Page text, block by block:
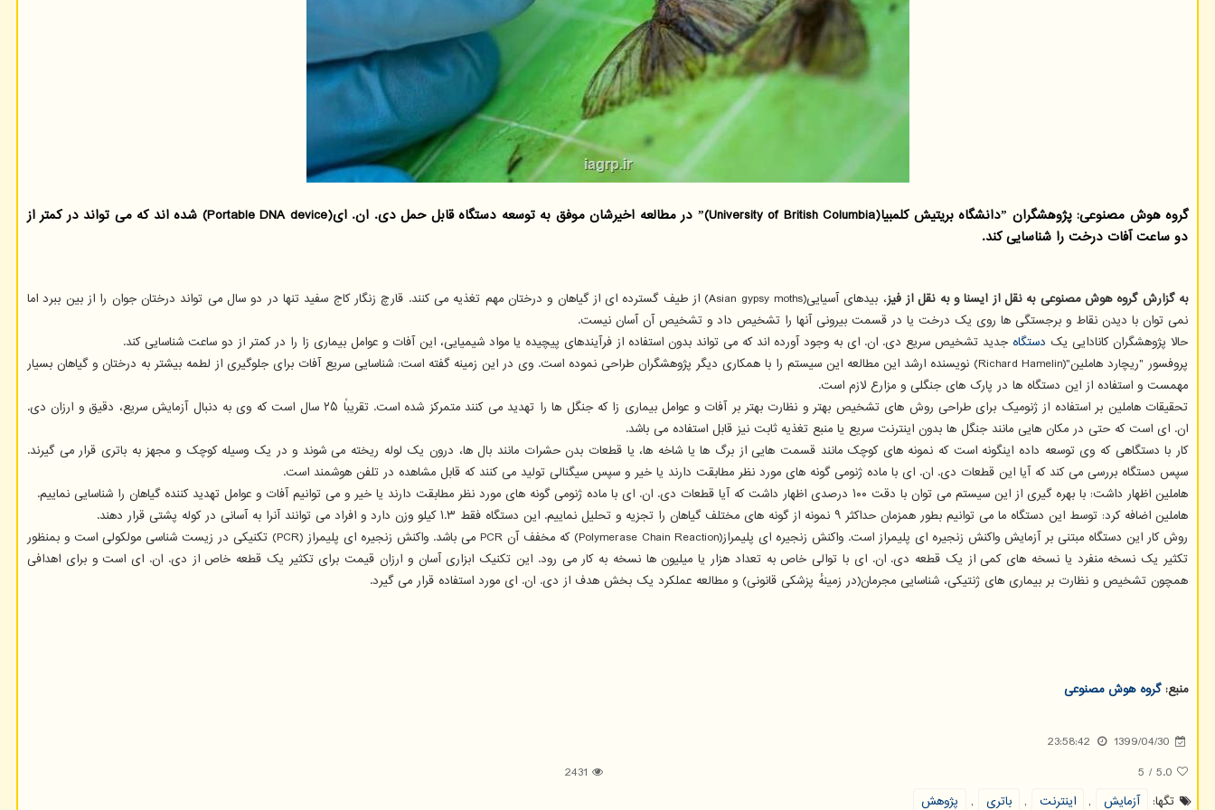
گروه هوش مصنوعی: پژوهشگران ˮدانشگاه بریتیش كلمبیاˮ(University of British Columbia) در مطالعه اخیرشان موفق به توسعه دستگاه قابل حمل دی. ان. ای(Portable DNA device) شده اند كه می تواند در كمتر از
دو ساعت آفات درخت را شناسایی كند.
به گزارش گروه هوش مصنوعی به نقل از ایسنا و به نقل از فیز
، بیدهای آسیایی(Asian gypsy moths) از طیف گسترده ای از گیاهان و درختان مهم تغذیه می کنند. قارچ زنگار کاج سفید تنها در دو سال می تواند درختان جوان را از بین ببرد اما
نمی توان با دیدن نقاط و برجستگی ها روی یک درخت یا در قسمت بیرونی آنها را تشخیص داد و تشخیص آن آسان نیست.
حالا پژوهشگران کانادایی یک دستگاه جدید تشخیص سریع دی. ان. ای به وجود آورده اند که می تواند بدون استفاده از فرآیندهای پیچیده یا مواد شیمیایی، این آفات و عوامل بیماری زا را در کمتر از دو ساعت شناسایی کند.
پروفسور "ریچارد هاملین"(Richard Hamelin) نویسنده ارشد این مطالعه این سیستم را با همکاری دیگر پژوهشگران طراحی نموده است. وی در این زمینه گفته است: شناسایی سریع آفات برای جلوگیری از لطمه بیشتر به درختان و گیاهان بسیار
مهمست و استفاده از این دستگاه ها در پارک های جنگلی و مزارع لازم است.
تحقیقات هاملین بر استفاده از ژنومیک برای طراحی روش های تشخیص بهتر و نظارت بهتر بر آفات و عوامل بیماری زا که جنگل ها را تهدید می کنند متمرکز شده است. تقریباً ۲۵ سال است که وی به دنبال آزمایش سریع، دقیق و ارزان دی.
ان. ای است که حتی در مکان هایی مانند جنگل ها بدون اینترنت سریع یا منبع تغذیه ثابت نیز قابل استفاده می باشد.
کار با دستگاهی که وی توسعه داده اینگونه است که نمونه های کوچک مانند قسمت هایی از برگ ها یا شاخه ها، یا قطعات بدن حشرات مانند بال ها، درون یک لوله ریخته می شوند و در یک وسیله کوچک و مجهز به باتری قرار می گیرند.
سپس دستگاه بررسی می کند که آیا این قطعات دی. ان. ای با ماده ژنومی گونه های مورد نظر مطابقت دارند یا خیر و سپس سیگنالی تولید می کنند که قابل مشاهده در تلفن هوشمند است.
هاملین اظهار داشت: با بهره گیری از این سیستم می توان با دقت ۱۰۰ درصدی اظهار داشت که آیا قطعات دی. ان. ای با ماده ژنومی گونه های مورد نظر مطابقت دارند یا خیر و می توانیم آفات و عوامل تهدید کننده گیاهان را شناسایی نماییم.
هاملین اضافه کرد: توسط این دستگاه ما می توانیم بطور همزمان حداکثر ۹ نمونه از گونه های مختلف گیاهان را تجزیه و تحلیل نماییم. این دستگاه فقط ۱.۳ کیلو وزن دارد و افراد می توانند آنرا به آسانی در کوله پشتی قرار دهند.
روش کار این دستگاه مبتنی بر آزمایش واکنش زنجیره ای پلیمراز است. واکنش زنجیره ای پلیمراز(Polymerase Chain Reaction) که مخفف آن PCR می باشد. واکنش زنجیره ای پلیمراز (PCR) تکنیکی در زیست شناسی مولکولی است و بمنظور
تکثیر یک نسخه منفرد یا نسخه های کمی از یک قطعه دی. ان. ای با توالی خاص به تعداد هزار یا میلیون ها نسخه به کار می رود. این تکنیک ابزاری آسان و ارزان قیمت برای تکثیر یک قطعه خاص از دی. ان. ای است و برای اهدافی
همچون تشخیص و نظارت بر بیماری های ژنتیکی، شناسایی مجرمان(در زمینهٔ پزشکی قانونی) و مطالعه عملکرد یک بخش هدف از دی. ان. ای مورد استفاده قرار می گیرد.
منبع:گروه هوش مصنوعی
1399/04/30
23:58:42
5.0
/
5
2431
تگها:
آزمایش , اینترنت , باتری , پژوهش